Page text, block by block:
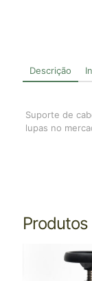
Descrição
Suporte de
lupas no